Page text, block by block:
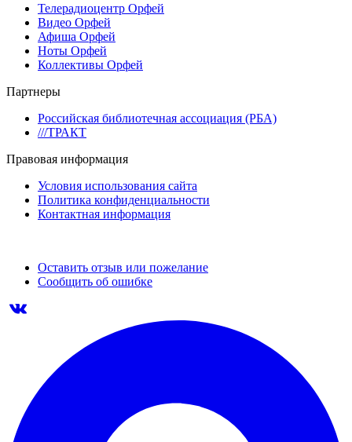
Телерадиоцентр Орфей
Видео Орфей
Афиша Орфей
Ноты Орфей
Коллективы Орфей
Партнеры
Российская библиотечная ассоциация (РБА)
///ТРАКТ
Правовая информация
Условия использования сайта
Политика конфиденциальности
Контактная информация
Оставить отзыв или пожелание
Сообщить об ошибке